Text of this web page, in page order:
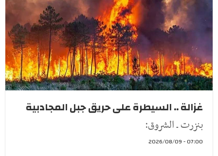
غزالة .. السيطرة على حريق جبل المجادبية
بنزرت ـ الشروق:
07:00 - 2026/08/09